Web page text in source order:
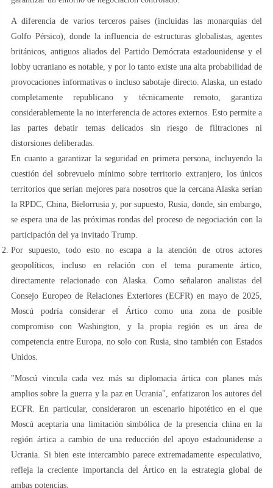
A diferencia de varios terceros países (incluidas las monarquías del
Golfo Pérsico), donde la influencia de estructuras globalistas, agentes
británicos, antiguos aliados del Partido Demócrata estadounidense y el
lobby ucraniano es notable, y por lo tanto existe una alta probabilidad de
provocaciones informativas o incluso sabotaje directo. Alaska, un estado
completamente republicano y técnicamente remoto, garantiza
considerablemente la no interferencia de actores externos. Esto permite a
las partes debatir temas delicados sin riesgo de filtraciones ni
distorsiones deliberadas.
En cuanto a garantizar la seguridad en primera persona, incluyendo la
cuestión del sobrevuelo mínimo sobre territorio extranjero, los únicos
territorios que serían mejores para nosotros que la cercana Alaska serían
la RPDC, China, Bielorrusia y, por supuesto, Rusia, donde, sin embargo,
se espera una de las próximas rondas del proceso de negociación con la
participación del ya invitado Trump.
Por supuesto, todo esto no escapa a la atención de otros actores
geopolíticos, incluso en relación con el tema puramente ártico,
directamente relacionado con Alaska. Como señalaron analistas del
Consejo Europeo de Relaciones Exteriores (ECFR) en mayo de 2025,
Moscú podría considerar el Ártico como una zona de posible
compromiso con Washington, y la propia región es un área de
competencia entre Europa, no solo con Rusia, sino también con Estados
Unidos.
"Moscú vincula cada vez más su diplomacia ártica con planes más
amplios sobre la guerra y la paz en Ucrania", enfatizaron los autores del
ECFR. En particular, consideraron un escenario hipotético en el que
Moscú aceptaría una limitación simbólica de la presencia china en la
región ártica a cambio de una reducción del apoyo estadounidense a
Ucrania. Si bien este intercambio parece extremadamente especulativo,
refleja la creciente importancia del Ártico en la estrategia global de
ambas potencias.